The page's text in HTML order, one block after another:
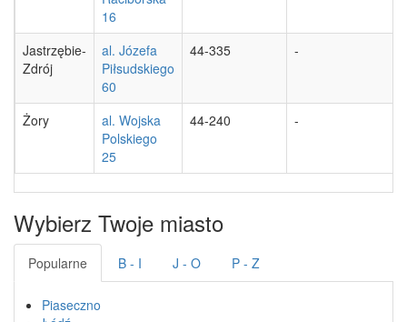
16
Jastrzębie-
Zdrój
al. Józefa
Piłsudskiego
60
44-335 -
Żory
al. Wojska
Polskiego
25
44-240 -
Wybierz Twoje miasto
Popularne B - I J - O P - Z
Piaseczno